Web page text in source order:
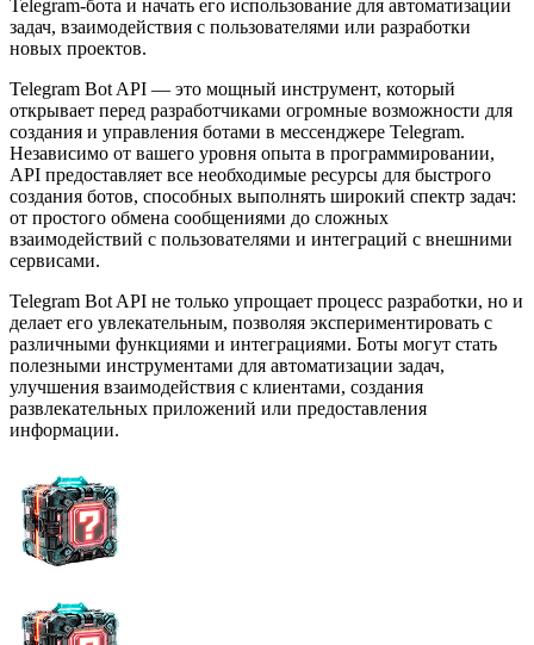
Telegram-бота и начать его использование для автоматизации
задач, взаимодействия с пользователями или разработки
новых проектов.
Telegram Bot API — это мощный инструмент, который
открывает перед разработчиками огромные возможности для
создания и управления ботами в мессенджере Telegram.
Независимо от вашего уровня опыта в программировании,
API предоставляет все необходимые ресурсы для быстрого
создания ботов, способных выполнять широкий спектр задач:
от простого обмена сообщениями до сложных
взаимодействий с пользователями и интеграций с внешними
сервисами.
Telegram Bot API не только упрощает процесс разработки, но и
делает его увлекательным, позволяя экспериментировать с
различными функциями и интеграциями. Боты могут стать
полезными инструментами для автоматизации задач,
улучшения взаимодействия с клиентами, создания
развлекательных приложений или предоставления
информации.